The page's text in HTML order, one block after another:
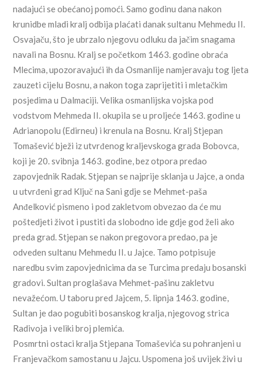
nadajući se obećanoj pomoći. Samo godinu dana nakon
krunidbe mladi kralj odbija plaćati danak sultanu Mehmedu II.
Osvajaču, što je ubrzalo njegovu odluku da jačim snagama
navali na Bosnu. Kralj se početkom 1463. godine obraća
Mlecima, upozoravajući ih da Osmanlije namjeravaju tog ljeta
zauzeti cijelu Bosnu, a nakon toga zaprijetiti i mletačkim
posjedima u Dalmaciji. Velika osmanlijska vojska pod
vodstvom Mehmeda II. okupila se u proljeće 1463. godine u
Adrianopolu (Edirneu) i krenula na Bosnu. Kralj Stjepan
Tomašević bježi iz utvrđenog kraljevskoga grada Bobovca,
koji je 20. svibnja 1463. godine, bez otpora predao
zapovjednik Radak. Stjepan se najprije sklanja u Jajce, a onda
u utvrđeni grad Ključ na Sani gdje se Mehmet-paša
Anđelković pismeno i pod zakletvom obvezao da će mu
poštedjeti život i pustiti da slobodno ide gdje god želi ako
preda grad. Stjepan se nakon pregovora predao, pa je
odveden sultanu Mehmedu II. u Jajce. Tamo potpisuje
naredbu svim zapovjednicima da se Turcima predaju bosanski
gradovi. Sultan proglašava Mehmet-pašinu zakletvu
nevažećom. U taboru pred Jajcem, 5. lipnja 1463. godine,
Sultan je dao pogubiti bosanskog kralja, njegovog strica
Radivoja i veliki broj plemića.
Posmrtni ostaci kralja Stjepana Tomaševića su pohranjeni u
Franjevačkom samostanu u Jajcu. Uspomena još uvijek živi u